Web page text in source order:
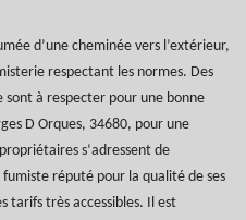
d’une cheminée vers l’extérieur,
respectant les normes. Des
sont à respecter pour une bonne
D Orques, 34680, pour une
s‘adressent de
fumiste réputé pour la qualité de ses
tarifs très accessibles. Il est